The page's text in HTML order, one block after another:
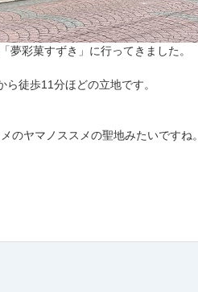
夢彩菓すずき」に行ってきました。
徒歩11分ほどの立地です。
のヤマノススメの聖地みたいですね。